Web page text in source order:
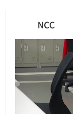
NCC